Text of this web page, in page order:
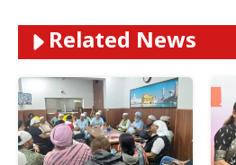
Related News